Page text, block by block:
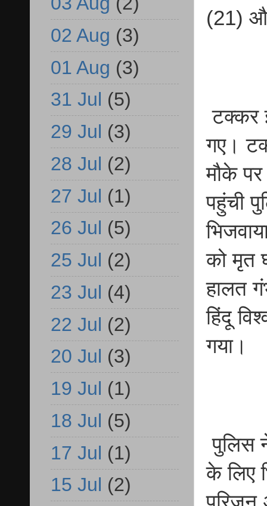
(21)
टक्कर
गए।
मौके
पहुंची
को मृत
हालत
हिंदू
गया।
पुलिस
के लिए
02 Aug (3)
01 Aug (3)
31 Jul (5)
29 Jul (3)
28 Jul (2)
27 Jul (1)
26 Jul (5)
25 Jul (2)
23 Jul (4)
22 Jul (2)
20 Jul (3)
19 Jul (1)
18 Jul (5)
17 Jul (1)
15 Jul (2)